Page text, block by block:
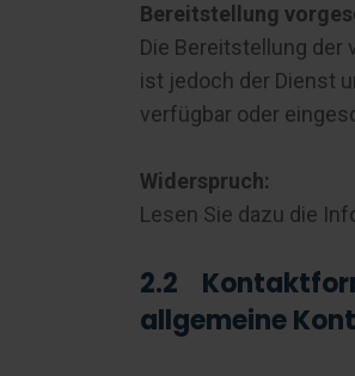
Bereitstellung
Die Bereitstellung der
ist jedoch der Dienst
verfügbar oder
Widerspruch:
Lesen Sie dazu die
2.2
allgemeine